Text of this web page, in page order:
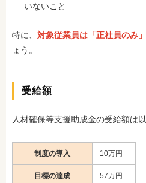
いないこと
特に、 対象従業員は「正社員のみ
ょう。
受給額
人材確保等支援助成金の受給額は
制度の導入 10万円
目標の達成 57万円